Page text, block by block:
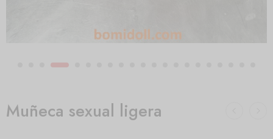
Muñeca sexual ligera